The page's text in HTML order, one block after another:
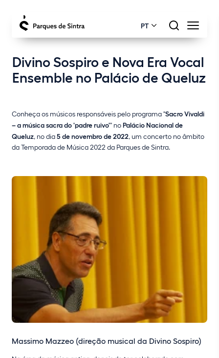
PT
Divino Sospiro e Nova Era Vocal
Ensemble no Palácio de Queluz
Conheça os músicos responsáveis pelo programa "Sacro Vivaldi
– a música sacra do 'padre ruivo'" noPalácio Nacional de
Queluz, no dia5 de novembro de 2022, um concerto no âmbito
da Temporada de Música 2022 da Parques de Sintra.
Massimo Mazzeo (direção musical da Divino Sospiro)